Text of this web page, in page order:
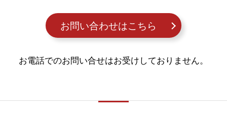
お問い合わせはこちら
お電話でのお問い合せはお受けしておりません。